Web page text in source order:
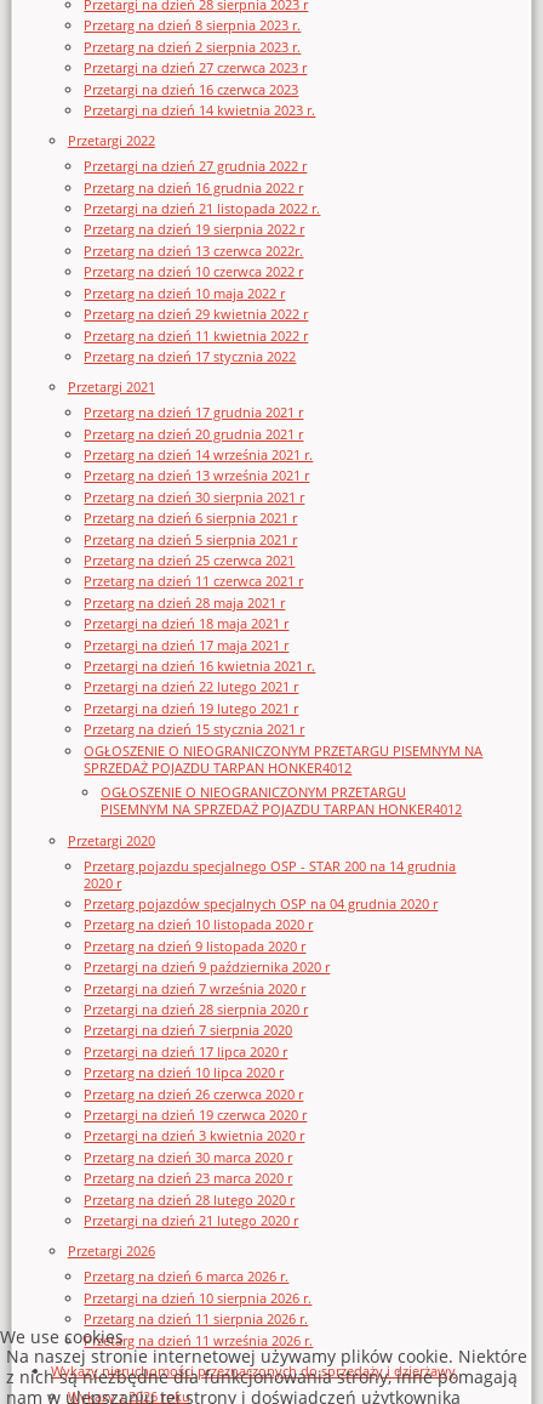
Przetargi na dzień 28 sierpnia 2023 r
Przetarg na dzień 8 sierpnia 2023 r.
Przetarg na dzień 2 sierpnia 2023 r.
Przetargi na dzień 27 czerwca 2023 r
Przetargi na dzień 16 czerwca 2023
Przetargi na dzień 14 kwietnia 2023 r.
Przetargi 2022
Przetargi na dzień 27 grudnia 2022 r
Przetarg na dzień 16 grudnia 2022 r
Przetargi na dzień 21 listopada 2022 r.
Przetarg na dzień 19 sierpnia 2022 r
Przetarg na dzień 13 czerwca 2022r.
Przetarg na dzień 10 czerwca 2022 r
Przetarg na dzień 10 maja 2022 r
Przetarg na dzień 29 kwietnia 2022 r
Przetarg na dzień 11 kwietnia 2022 r
Przetarg na dzień 17 stycznia 2022
Przetargi 2021
Przetarg na dzień 17 grudnia 2021 r
Przetarg na dzień 20 grudnia 2021 r
Przetarg na dzień 14 września 2021 r.
Przetarg na dzień 13 września 2021 r
Przetarg na dzień 30 sierpnia 2021 r
Przetarg na dzień 6 sierpnia 2021 r
Przetarg na dzień 5 sierpnia 2021 r
Przetarg na dzień 25 czerwca 2021
Przetarg na dzień 11 czerwca 2021 r
Przetarg na dzień 28 maja 2021 r
Przetargi na dzień 18 maja 2021 r
Przetargi na dzień 17 maja 2021 r
Przetargi na dzień 16 kwietnia 2021 r.
Przetargi na dzień 22 lutego 2021 r
Przetargi na dzień 19 lutego 2021 r
Przetarg na dzień 15 stycznia 2021 r
OGŁOSZENIE O NIEOGRANICZONYM PRZETARGU PISEMNYM NA
SPRZEDAŻ POJAZDU TARPAN HONKER4012
OGŁOSZENIE O NIEOGRANICZONYM PRZETARGU
PISEMNYM NA SPRZEDAŻ POJAZDU TARPAN HONKER4012
Przetargi 2020
Przetarg pojazdu specjalnego OSP - STAR 200 na 14 grudnia
2020 r
Przetarg pojazdów specjalnych OSP na 04 grudnia 2020 r
Przetarg na dzień 10 listopada 2020 r
Przetarg na dzień 9 listopada 2020 r
Przetargi na dzień 9 października 2020 r
Przetargi na dzień 7 września 2020 r
Przetargi na dzień 28 sierpnia 2020 r
Przetargi na dzień 7 sierpnia 2020
Przetargi na dzień 17 lipca 2020 r
Przetarg na dzień 10 lipca 2020 r
Przetarg na dzień 26 czerwca 2020 r
Przetargi na dzień 19 czerwca 2020 r
Przetargi na dzień 3 kwietnia 2020 r
Przetarg na dzień 30 marca 2020 r
Przetarg na dzień 23 marca 2020 r
Przetarg na dzień 28 lutego 2020 r
Przetargi na dzień 21 lutego 2020 r
Przetargi 2026
Przetarg na dzień 6 marca 2026 r.
Przetargi na dzień 10 sierpnia 2026 r.
Przetarg na dzień 11 sierpnia 2026 r.
Przetarg na dzień 11 września 2026 r.
Wykazy nieruchomości przeznaczonych do sprzedaży i dzierżawy
Wykazy z 2026 roku
We use cookies
Na naszej stronie internetowej używamy plików cookie. Niektóre
z nich są niezbędne dla funkcjonowania strony, inne pomagają
nam w ulepszaniu tej strony i doświadczeń użytkownika